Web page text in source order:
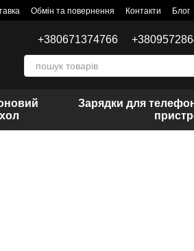
Обмін та повернення Контакти Блог
+380671374766
Зарядки для